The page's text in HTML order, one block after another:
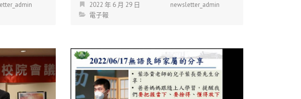
2022 年 6 月 29 日
newsletter_admin
電子報